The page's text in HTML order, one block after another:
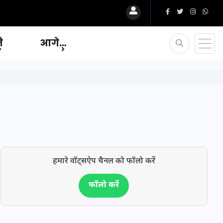
आगे…
हमारे वॉट्सऐप चैनल को फॉलो करें
फॉलो करें